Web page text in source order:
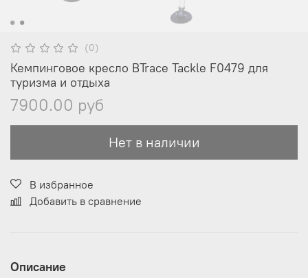
(0)
Кемпинговое кресло BTrace Tackle F0479 для
туризма и отдыха
7900.00 руб
Нет в наличии
В избранное
Добавить в сравнение
Описание